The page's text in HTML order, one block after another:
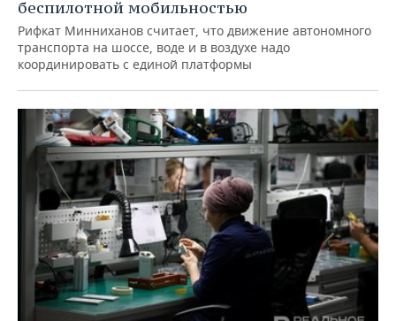
беспилотной мобильностью
Рифкат Минниханов считает, что движение автономного
транспорта на шоссе, воде и в воздухе надо
координировать с единой платформы